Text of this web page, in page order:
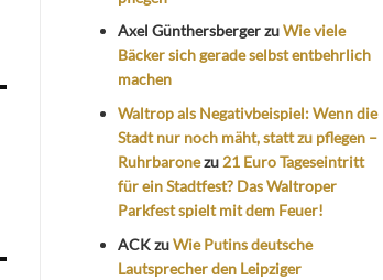
Axel GünthersbergerzuWie viele
Bäcker sich gerade selbst entbehrlich
machen
Waltrop als Negativbeispiel: Wenn die
Stadt nur noch mäht, statt zu pflegen –
Ruhrbaronezu 21 Euro Tageseintritt
für ein Stadtfest? Das Waltroper
Parkfest spielt mit dem Feuer!
ACKzuWie Putins deutsche
Lautsprecher den Leipziger